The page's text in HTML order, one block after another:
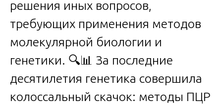
решения иных вопросов,
требующих применения методов
молекулярной биологии и
генетики. 🔍📊 За последние
десятилетия генетика совершила
колоссальный скачок: методы ПЦР